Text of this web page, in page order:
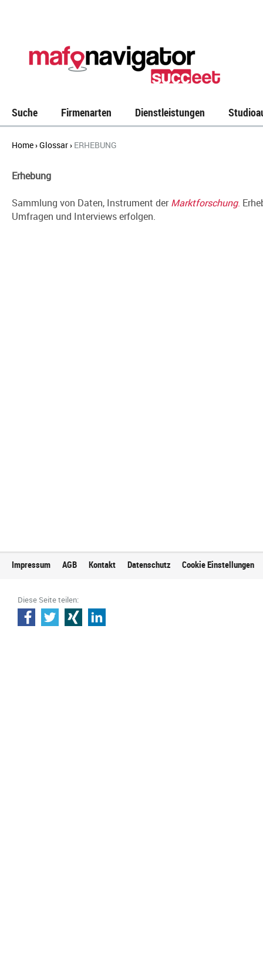
Suche Firmenarten Dienstleistungen
Home›Glossar› ERHEBUNG
Erhebung
Sammlung von Daten, Instrument derMarktforschung.
Umfragen und Interviews erfolgen.
Impressum AGB Kontakt Datenschutz Cookie Einstellungen
Diese Seite teilen: